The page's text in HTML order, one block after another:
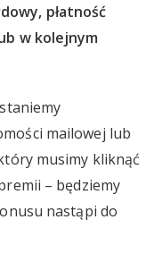
płatność
w kolejnym
mailowej lub
musimy kliknąć
– będziemy
nastąpi do